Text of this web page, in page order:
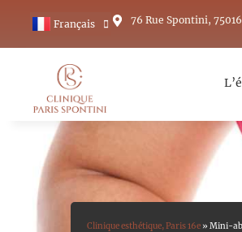
Français
English 76 Rue Spontini,
Clinique esthétique, Paris 16e » Mini-